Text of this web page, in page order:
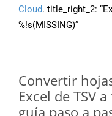
Cloud. title_right_2:
%!s(MISSING)”
Convertir
Excel de TSV
guía paso a